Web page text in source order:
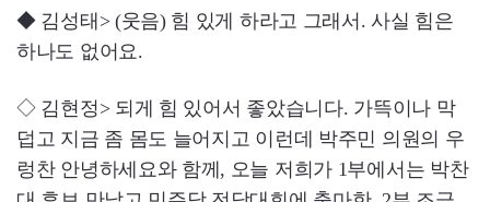
◆ 김성태> (웃음) 힘 있게 하라고 그래서. 사실 힘은
하나도 없어요.
◇ 김현정> 되게 힘 있어서 좋았습니다. 가뜩이나 막
덥고 지금 좀 몸도 늘어지고 이런데 박주민 의원의 우
렁찬 안녕하세요와 함께, 오늘 저희가 1부에서는 박찬